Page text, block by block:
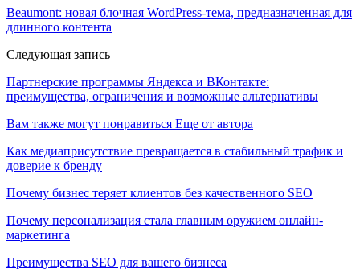
Beaumont: новая блочная WordPress-тема, предназначенная для
длинного контента
Следующая запись
Партнерские программы Яндекса и ВКонтакте:
преимущества, ограничения и возможные альтернативы
Вам также могут понравиться Еще от автора
Как медиаприсутствие превращается в стабильный трафик и
доверие к бренду
Почему бизнес теряет клиентов без качественного SEO
Почему персонализация стала главным оружием онлайн-
маркетинга
Преимущества SEO для вашего бизнеса